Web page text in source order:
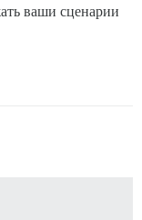
ваши сценарии